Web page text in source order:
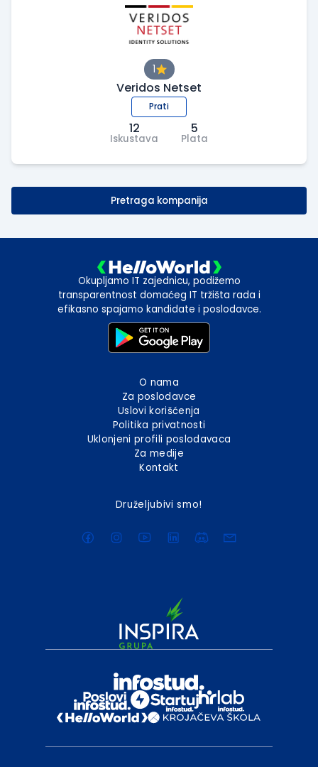
1
Veridos Netset
Prati
12
Iskustava
5
Plata
Pretraga kompanija
Okupljamo IT zajednicu, podižemo
transparentnost domaćeg IT tržišta rada i
efikasno spajamo kandidate i poslodavce.
O nama
Za poslodavce
Uslovi korišćenja
Politika privatnosti
Uklonjeni profili poslodavaca
Za medije
Kontakt
Druželjubivi smo!